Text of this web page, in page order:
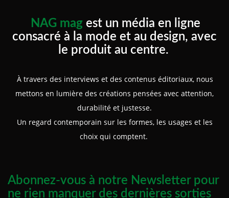
NAG mag est un média en ligne
consacré à la mode et au design, avec
le produit au centre.
À travers des interviews et des contenus éditoriaux, nous
mettons en lumière des créations pensées avec attention,
durabilité et justesse.
Un regard contemporain sur les formes, les usages et les
choix qui comptent.
Abonnez-vous à notre Newsletter pour
ne rien manquer des dernières sorties